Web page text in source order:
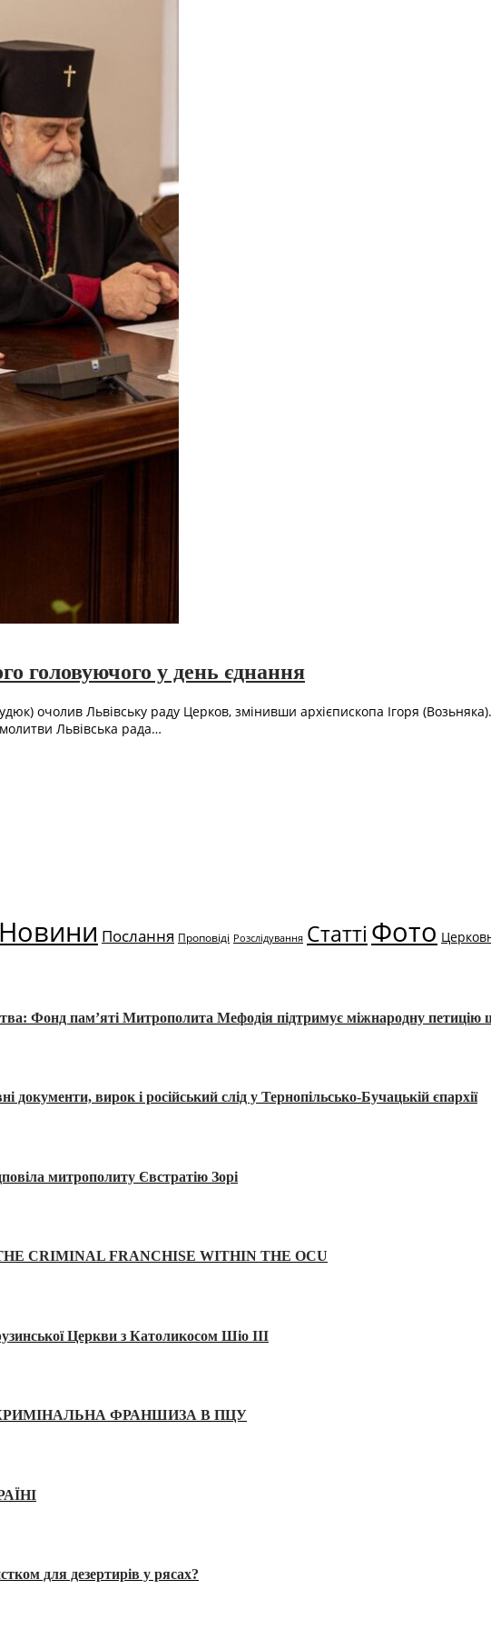
головуючого у день єднання
очолив Львівську раду Церков, змінивши архієпископа Ігоря
Львівська рада…
Новини Послання Проповіді Розслідування Статті Фото
Фонд пам’яті Митрополита Мефодія підтримує міжнародну
вирок і російський слід у Тернопільсько-Бучацькій єпархії
митрополиту Євстратію Зорі
CRIMINAL FRANCHISE WITHIN THE OCU
Церкви з Католикосом Шіо III
ФРАНШИЗА В ПЦУ
для дезертирів у рясах?